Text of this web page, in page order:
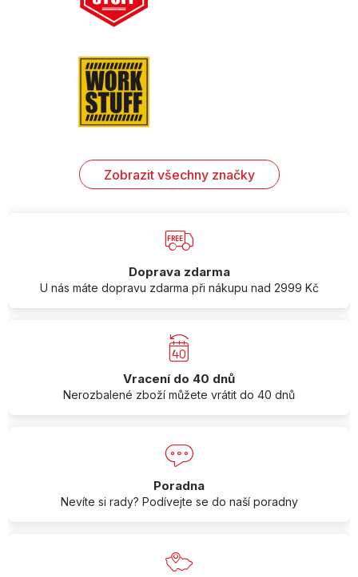
Zobrazit všechny značky
Doprava zdarma
U nás máte dopravu zdarma při nákupu nad 2999 Kč
Vracení do 40 dnů
Nerozbalené zboží můžete vrátit do 40 dnů
Poradna
Nevíte si rady? Podívejte se do naší poradny